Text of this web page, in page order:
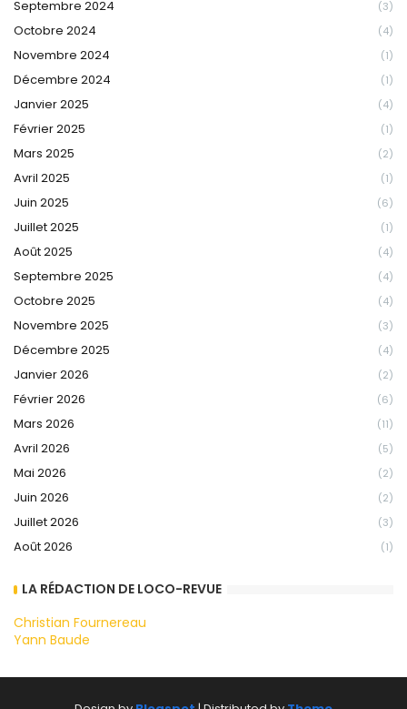
Septembre 2024 (3)
Octobre 2024 (4)
Novembre 2024 (1)
Décembre 2024 (1)
Janvier 2025 (4)
Février 2025 (1)
Mars 2025 (2)
Avril 2025 (1)
Juin 2025 (6)
Juillet 2025 (1)
Août 2025 (4)
Septembre 2025 (4)
Octobre 2025 (4)
Novembre 2025 (3)
Décembre 2025 (4)
Janvier 2026 (2)
Février 2026 (6)
Mars 2026 (11)
Avril 2026 (5)
Mai 2026 (2)
Juin 2026 (2)
Juillet 2026 (3)
Août 2026 (1)
LA RÉDACTION DE LOCO-REVUE
Christian Fournereau
Yann Baude